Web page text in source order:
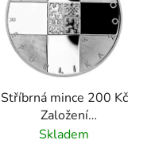
Stříbrná mince 200 Kč
Založení
Československého
Skladem